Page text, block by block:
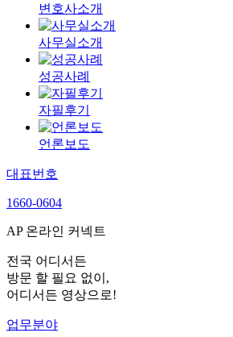
변호사소개
사무실소개
성공사례
자필후기
언론보도
대표번호
1660-0604
AP 온라인 커넥트
전국 어디서든
방문 할 필요 없이,
어디서든 영상으로!
업무분야